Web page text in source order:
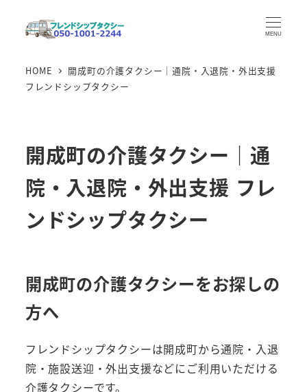
MENU
HOME
開成町の介護タクシー｜通院・入退院・外出支援
フレンドシップタクシー
開成町の介護タクシー｜通
院・入退院・外出支援 フレ
ンドシップタクシー
開成町の介護タクシーをお探しの
方へ
フレンドシップタクシーは開成町から通院・入退
院・施設送迎・外出支援などにご利用いただける
介護タクシーです。